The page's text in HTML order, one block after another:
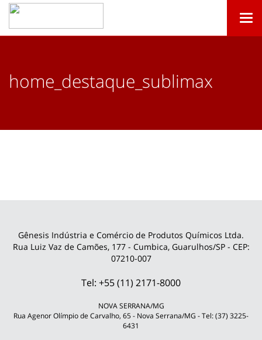
home_destaque_sublimax
Gênesis Indústria e Comércio de Produtos Químicos Ltda.
Rua Luiz Vaz de Camões, 177 - Cumbica, Guarulhos/SP - CEP:
07210-007
Tel: +55 (11) 2171-8000
NOVA SERRANA/MG
Rua Agenor Olímpio de Carvalho, 65 - Nova Serrana/MG - Tel: (37) 3225-
6431